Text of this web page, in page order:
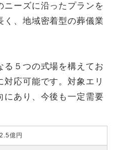
ニーズに沿ったプランを
く、地域密着型の葬儀業
る５つの式場を構えてお
対応可能です。対象エリ
にあり、今後も一定需要
億円